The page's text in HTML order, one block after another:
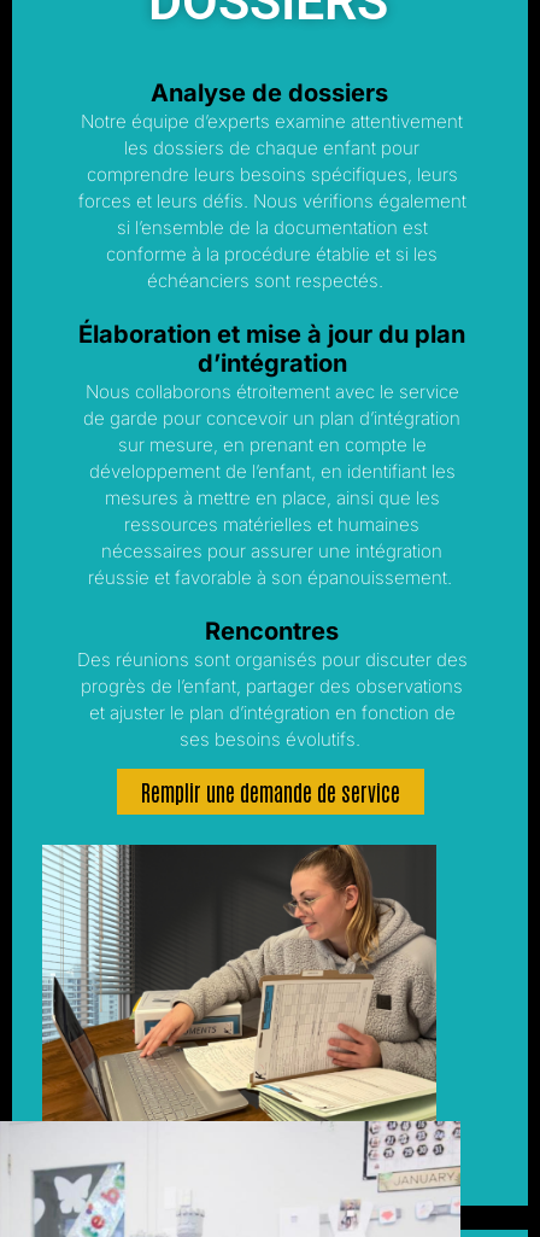
Analyse de dossiers
Notre équipe d’experts examine attentivement
les dossiers de chaque enfant pour
comprendre leurs besoins spécifiques, leurs
forces et leurs défis. Nous vérifions également
si l’ensemble de la documentation est
conforme à la procédure établie et si les
échéanciers sont respectés.
Élaboration et mise à jour du plan
d’intégration
Nous collaborons étroitement avec le service
de garde pour concevoir un plan d’intégration
sur mesure, en prenant en compte le
développement de l’enfant, en identifiant les
mesures à mettre en place, ainsi que les
ressources matérielles et humaines
nécessaires pour assurer une intégration
réussie et favorable à son épanouissement.
Rencontres
Des réunions sont organisés pour discuter des
progrès de l’enfant, partager des observations
et ajuster le plan d’intégration en fonction de
ses besoins évolutifs.
Remplir une demande de service